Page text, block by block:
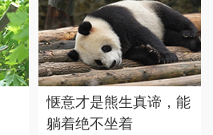
惬意才是熊生真谛，能
躺着绝不坐着